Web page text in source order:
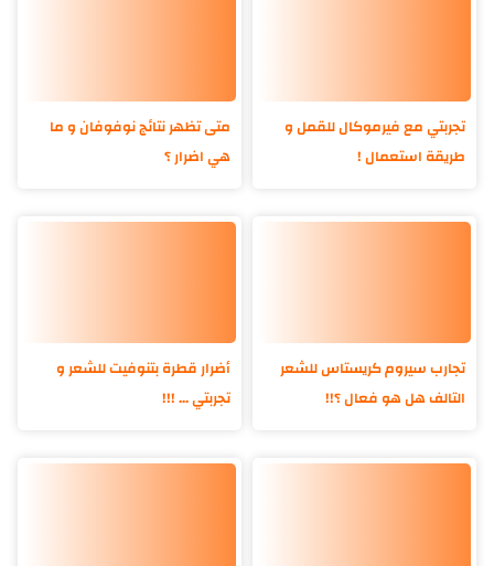
تجربتي مع فيرموكال للقمل و
طريقة استعمال !
متى تظهر نتائج نوفوفان و ما
هي اضرار ؟
تجارب سيروم كريستاس للشعر
التالف هل هو فعال ؟!!
أضرار قطرة بتنوفيت للشعر و
تجربتي ... !!!